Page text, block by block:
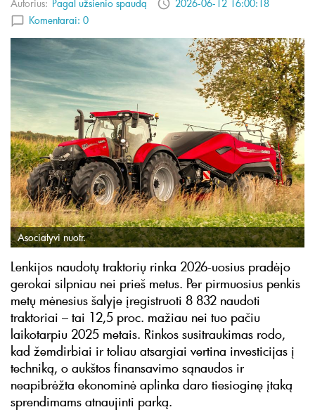
Autorius: Pagal užsienio spaudą
2026-06-12 16:00:18
Komentarai: 0
Asociatyvi nuotr.
Lenkijos naudotų traktorių rinka 2026-uosius pradėjo
gerokai silpniau nei prieš metus. Per pirmuosius penkis
metų mėnesius šalyje įregistruoti 8 832 naudoti
traktoriai – tai 12,5 proc. mažiau nei tuo pačiu
laikotarpiu 2025 metais. Rinkos susitraukimas rodo,
kad žemdirbiai ir toliau atsargiai vertina investicijas į
techniką, o aukštos finansavimo sąnaudos ir
neapibrėžta ekonominė aplinka daro tiesioginę įtaką
sprendimams atnaujinti parką.